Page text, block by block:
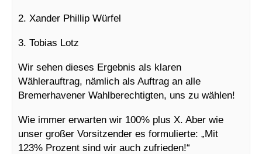
2. Xander Phillip Würfel
3. Tobias Lotz
Wir sehen dieses Ergebnis als klaren
Wählerauftrag, nämlich als Auftrag an alle
Bremerhavener Wahlberechtigten, uns zu wählen!
Wie immer erwarten wir 100% plus X. Aber wie
unser großer Vorsitzender es formulierte: „Mit
123% Prozent sind wir auch zufrieden!“